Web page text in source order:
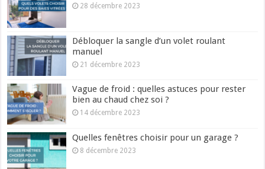
28 décembre 2023
Débloquer la sangle d’un volet roulant
manuel
21 décembre 2023
Vague de froid : quelles astuces pour rester
bien au chaud chez soi ?
14 décembre 2023
Quelles fenêtres choisir pour un garage ?
8 décembre 2023